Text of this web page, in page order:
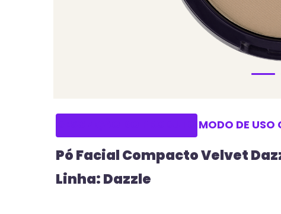
MODO DE USO
Pó Facial Compacto Velvet
Linha: Dazzle